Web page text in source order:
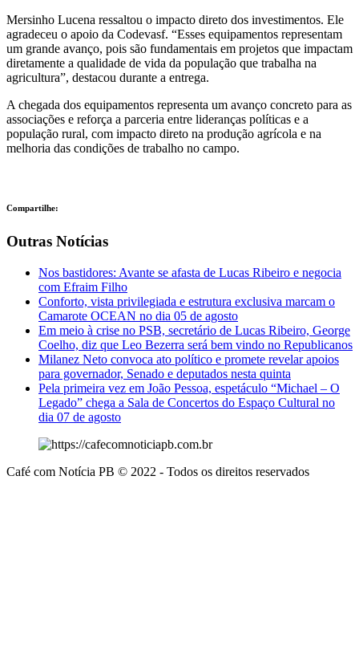
Mersinho Lucena ressaltou o impacto direto dos investimentos. Ele
agradeceu o apoio da Codevasf. “Esses equipamentos representam
um grande avanço, pois são fundamentais em projetos que impactam
diretamente a qualidade de vida da população que trabalha na
agricultura”, destacou durante a entrega.
A chegada dos equipamentos representa um avanço concreto para as
associações e reforça a parceria entre lideranças políticas e a
população rural, com impacto direto na produção agrícola e na
melhoria das condições de trabalho no campo.
Compartilhe:
Outras Notícias
Nos bastidores: Avante se afasta de Lucas Ribeiro e negocia
com Efraim Filho
Conforto, vista privilegiada e estrutura exclusiva marcam o
Camarote OCEAN no dia 05 de agosto
Em meio à crise no PSB, secretário de Lucas Ribeiro, George
Coelho, diz que Leo Bezerra será bem vindo no Republicanos
Milanez Neto convoca ato político e promete revelar apoios
para governador, Senado e deputados nesta quinta
Pela primeira vez em João Pessoa, espetáculo “Michael – O
Legado” chega a Sala de Concertos do Espaço Cultural no
dia 07 de agosto
Café com Notícia PB © 2022 - Todos os direitos reservados